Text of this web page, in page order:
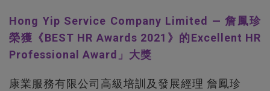
Hong Yip Service Company Limited — 詹鳳珍
榮獲《BEST HR Awards 2021》的Excellent HR
Professional Award」大獎
康業服務有限公司高級培訓及發展經理 詹鳳珍